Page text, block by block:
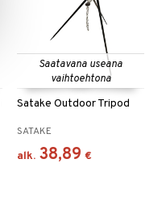
Saatavana useana
vaihtoehtona
Satake Outdoor Tripod
SATAKE
alk. 38,89 €